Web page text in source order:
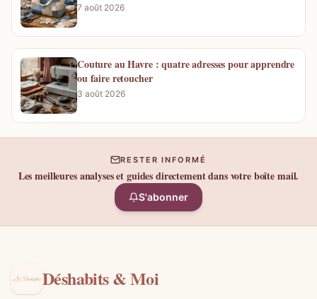
7 août 2026
Couture au Havre : quatre adresses pour apprendre
ou faire retoucher
3 août 2026
RESTER INFORMÉ
Les meilleures analyses et guides directement dans votre boîte mail.
S'abonner
Déshabits & Moi